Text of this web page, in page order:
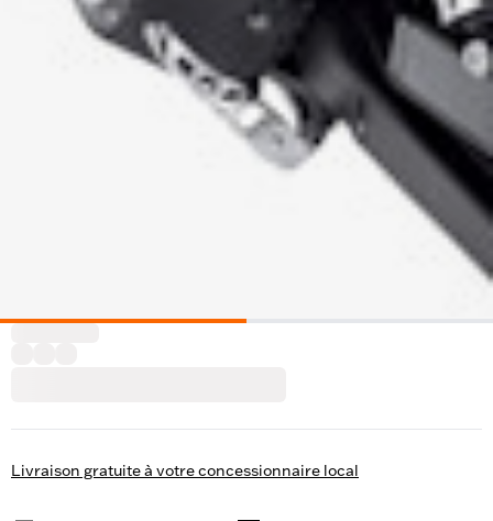
Livraison gratuite à votre concessionnaire local